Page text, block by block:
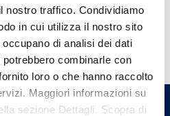
nostro traffico. Condividiamo
in cui utilizza il nostro sito
di analisi dei dati
combinarle con
loro o che hanno raccolto
Maggiori informazioni su
sezione Dettagli. Scopra di
di
vicina a te e parla con